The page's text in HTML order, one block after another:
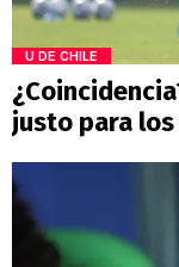
U DE CHILE
justo para